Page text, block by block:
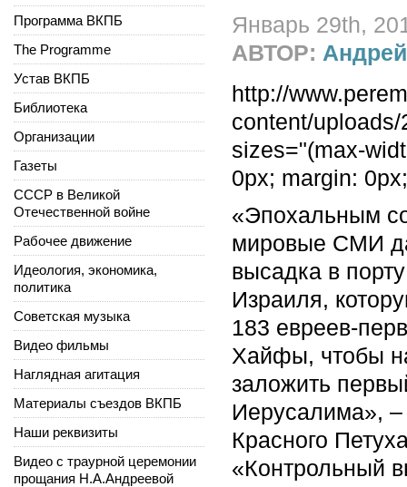
Январь 29th,
АВТОР:
http://
content/
sizes="(max-
0px; margin:
«Эпохальным
мировые СМИ
высадка в
Израиля,
183 евреев-
Хайфы, чтобы
заложить
Иерусалима», –
Красного
«Контрольный
Программа ВКПБ
The Programme
Устав ВКПБ
Библиотека
Организации
Газеты
СССР в Великой
Отечественной войне
Рабочее движение
Идеология, экономика,
политика
Советская музыка
Видео фильмы
Наглядная агитация
Материалы съездов ВКПБ
Наши реквизиты
Видео с траурной церемонии
прощания Н.А.Андреевой